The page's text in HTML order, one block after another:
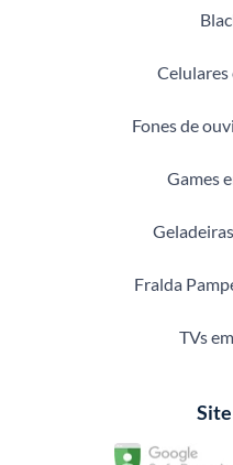
Celulares
Fones de
Games
Fralda
TVs